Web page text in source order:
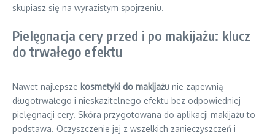
skupiasz się na wyrazistym spojrzeniu.
Pielęgnacja cery przed i po makijażu: klucz
do trwałego efektu
Nawet najlepsze kosmetyki do makijażu nie zapewnią
długotrwałego i nieskazitelnego efektu bez odpowiedniej
pielęgnacji cery. Skóra przygotowana do aplikacji makijażu to
podstawa. Oczyszczenie jej z wszelkich zanieczyszczeń i